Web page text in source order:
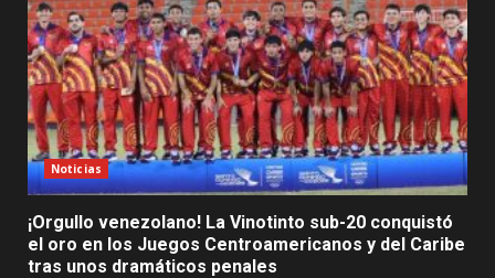
Noticias
¡Orgullo venezolano! La Vinotinto sub-20 conquistó
el oro en los Juegos Centroamericanos y del Caribe
tras unos dramáticos penales